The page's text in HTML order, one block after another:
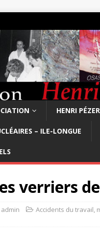
HENRI
– ILE-LONGUE
verriers
admin Accidents du travail,